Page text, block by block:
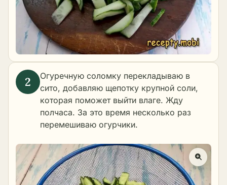
Огуречную соломку перекладываю в
сито, добавляю щепотку крупной соли,
которая поможет выйти влаге. Жду
полчаса. За это время несколько раз
перемешиваю огурчики.